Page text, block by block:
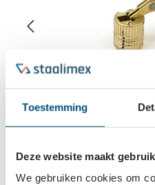
Toestemming
Deze website maakt
We gebruiken cookies om
Log in om prijzen te zien
Diameter